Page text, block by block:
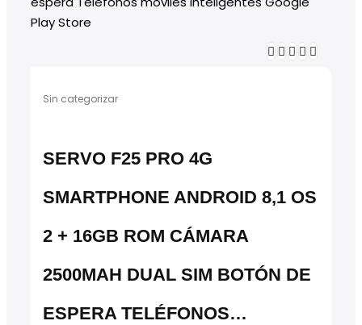
Sin categorizar
SERVO F25 PRO 4G
SMARTPHONE ANDROID 8,1 OS
2 + 16GB ROM CÁMARA
2500MAH DUAL SIM BOTÓN DE
ESPERA TELÉFONOS…